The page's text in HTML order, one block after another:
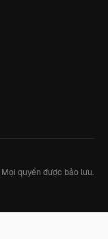
Mọi quyền được bảo lưu.